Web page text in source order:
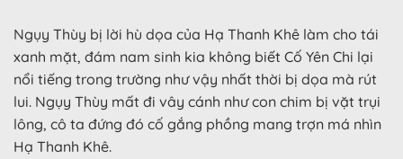
Ngụy Thùy bị lời hù dọa của Hạ Thanh Khê làm cho tái
xanh mặt, đám nam sinh kia không biết Cố Yên Chi lại
nổi tiếng trong trường như vậy nhất thời bị dọa mà rút
lui. Ngụy Thùy mất đi vây cánh như con chim bị vặt trụi
lông, cô ta đứng đó cố gắng phồng mang trợn má nhìn
Hạ Thanh Khê.